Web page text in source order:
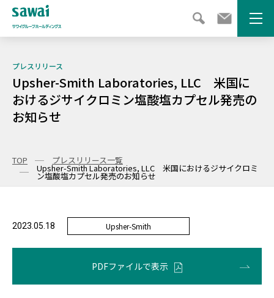
メニ
TOP プレスリリース一覧
Upsher-Smith Laboratories, LLC 米国におけるジサイクロミ
ン塩酸塩カプセル発売のお知らせ
プレスリリース
Upsher-Smith Laboratories, LLC 米国に
おけるジサイクロミン塩酸塩カプセル発売の
お知らせ
2023.05.18 Upsher-Smith
PDFファイルで表示